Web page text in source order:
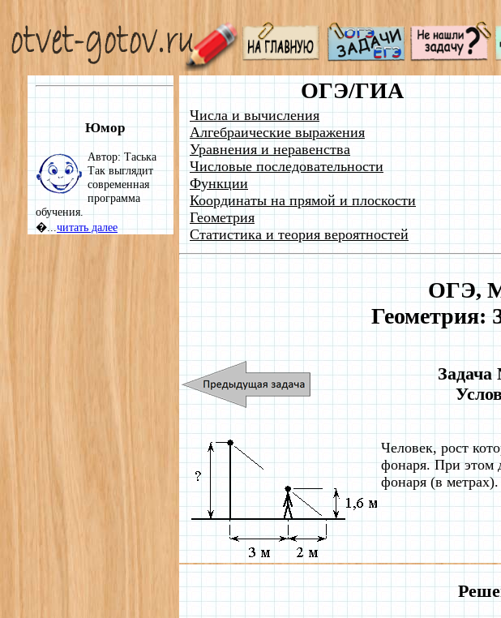
Юмор
Автор: Таська
Так выглядит
современная
программа
обучения.
�...читать далее
ОГЭ/ГИА
Числа и вычисления
Алгебраические выражения
Уравнения и неравенства
Числовые последовательности
Функции
Координаты на прямой и плоскости
Геометрия
Статистика и теория вероятностей
ОГЭ,
Геометрия:
Задача
Человек, рост
фонаря. При этом
фонаря (в метрах).